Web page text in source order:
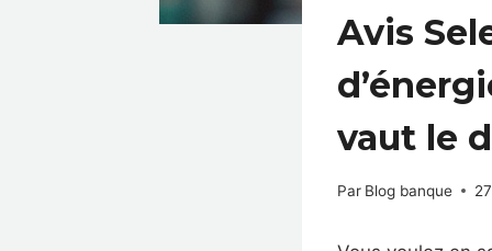
Avis
vaut le
Par Blog banque